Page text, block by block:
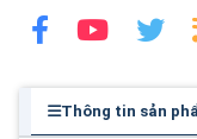
Thông tin sản